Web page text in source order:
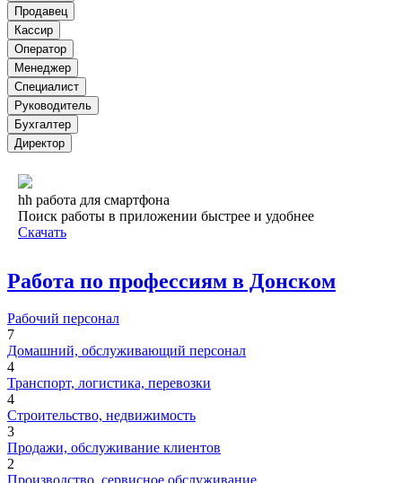
Продавец
Кассир
Оператор
Менеджер
Специалист
Руководитель
Бухгалтер
Директор
hh работа для смартфона
Поиск работы в приложении быстрее и удобнее
Скачать
Работа по профессиям в Донском
Рабочий персонал
7
Домашний, обслуживающий персонал
4
Транспорт, логистика, перевозки
4
Строительство, недвижимость
3
Продажи, обслуживание клиентов
2